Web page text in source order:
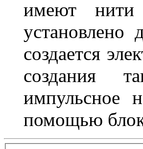
имеют нити
создается
создания
импульсное
помощью